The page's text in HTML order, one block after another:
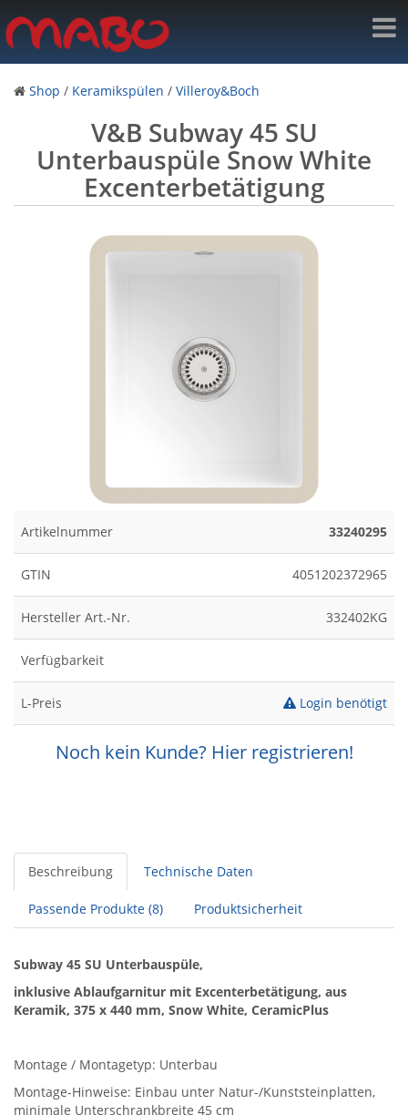
Shop / Keramikspülen / Villeroy&Boch
V&B Subway 45 SU
Unterbauspüle Snow White
Excenterbetätigung
Artikelnummer 33240295
GTIN 4051202372965
Hersteller Art.-Nr. 332402KG
Verfügbarkeit
L-Preis Login benötigt
Noch kein Kunde? Hier registrieren!
Beschreibung Technische Daten
Passende Produkte (8) Produktsicherheit
Subway 45 SU Unterbauspüle,
inklusive Ablaufgarnitur mit Excenterbetätigung, aus
Keramik, 375 x 440 mm, Snow White, CeramicPlus
Montage / Montagetyp: Unterbau
Montage-Hinweise: Einbau unter Natur-/Kunststeinplatten,
minimale Unterschrankbreite 45 cm